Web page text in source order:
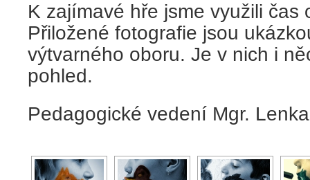
K zajímavé hře jsme využili čas
Přiložené fotografie jsou
výtvarného oboru. Je v nich i
pohled.
Pedagogické vedení Mgr.